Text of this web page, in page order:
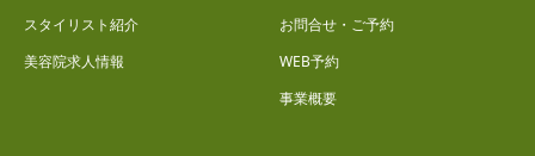
スタイリスト紹介
美容院求人情報
お問合せ・ご予約
WEB予約
事業概要